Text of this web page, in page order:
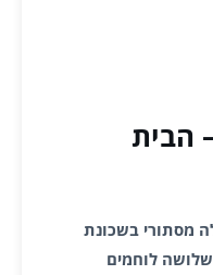
הבית
מסתורי בשכונת
לוחמים